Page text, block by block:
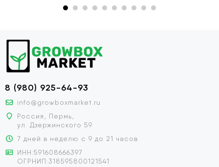
8 (980) 925-64-93
info@growboxmarket.ru
Россия, Пермь,
ул. Дзержинского 59
7 дней в неделю с 9 до 21 часов
ИНН:591608666397
ОГРНИП:318595800121541